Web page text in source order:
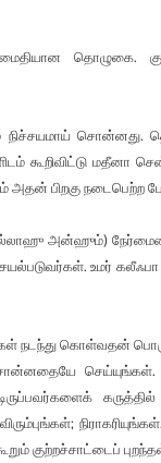
தொழுகை.
நிச்சயமாய்
கூறிவிட்டு மதீனா
அதன் பிறகு
அன்ஹும்)
உமர்
நடந்து கொள்வதன்
செய்யுங்கள்.
குற்றச்சாட்டைப்